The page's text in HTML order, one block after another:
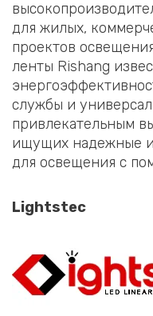
для жилых,
проектов
ленты Rishang
службы и
привлекательным
ищущих надежные
для освещения с
Lightstec